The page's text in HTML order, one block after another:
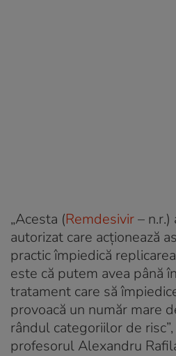
„Acesta (Remdesivir–
autorizat care acţionează
practic împiedică
este că putem avea până
tratament care să
provoacă un număr mare
rândul categoriilor de
profesorul Alexandru